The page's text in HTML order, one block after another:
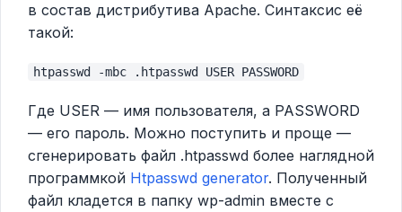
в состав дистрибутива Apache. Синтаксис её
такой:
htpasswd -mbc .htpasswd USER PASSWORD
Где USER — имя пользователя, а PASSWORD
— его пароль. Можно поступить и проще —
сгенерировать файл .htpasswd более наглядной
программкой Htpasswd generator. Полученный
файл кладется в папку wp-admin вместе с